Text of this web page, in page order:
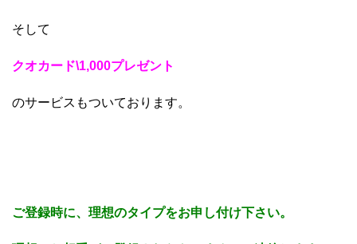
そして
クオカード\1,000プレゼント
のサービスもついております。
ご登録時に、理想のタイプをお申し付け下さい。